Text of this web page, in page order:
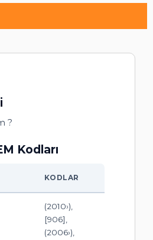
?
Kodları
KODLAR
(2010›),
[906],
(2006›),